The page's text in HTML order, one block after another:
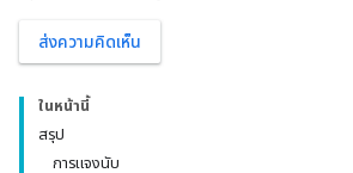
ส่งความคิดเห็น
ในหน้านี้
สรุป
การแจงนับ